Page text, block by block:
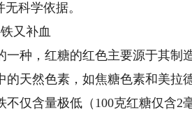
科学依据。
又补血
种，红糖的红色主要源于其制
的天然色素，如焦糖色素和美拉
不仅含量极低（100克红糖仅含2